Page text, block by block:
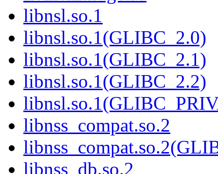
libnsl.so.1
libnsl.so.1(GLIBC_2.0)
libnsl.so.1(GLIBC_2.1)
libnsl.so.1(GLIBC_2.2)
libnss_compat.so.2
libnss_db.so.2